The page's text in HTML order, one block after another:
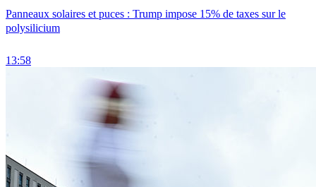
Panneaux solaires et puces : Trump impose 15% de taxes sur le
polysilicium
13:58